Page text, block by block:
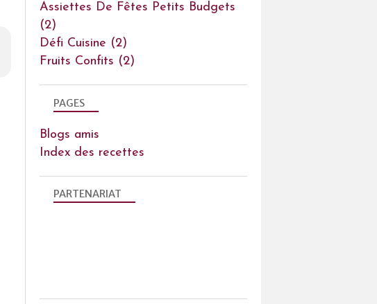
PAGES
Blogs amis
Index des recettes
Assiettes De Fêtes Petits Budgets
(2)
Défi Cuisine (2)
Fruits Confits (2)
PARTENARIAT